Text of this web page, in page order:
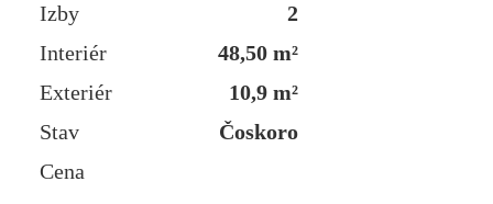
Izby
2
Interiér
48,50 m²
Exteriér
10,9 m²
Stav
Čoskoro
Cena